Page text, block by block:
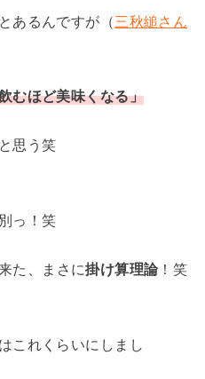
あるんですが（三秋縋さん
むほど美味くなる」
思う笑
っ！笑
た、まさに掛け算理論！笑
これくらいにしまし